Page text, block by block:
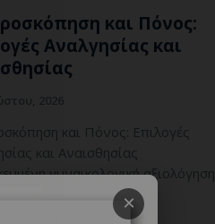
και Πόνος:
Αναλγησίας και
και Πόνος: Επιλογές
και Αναισθησίας
γυναικολογική αξιολόγηση
και εξατομικευμένη
στη Γλυφάδα.×